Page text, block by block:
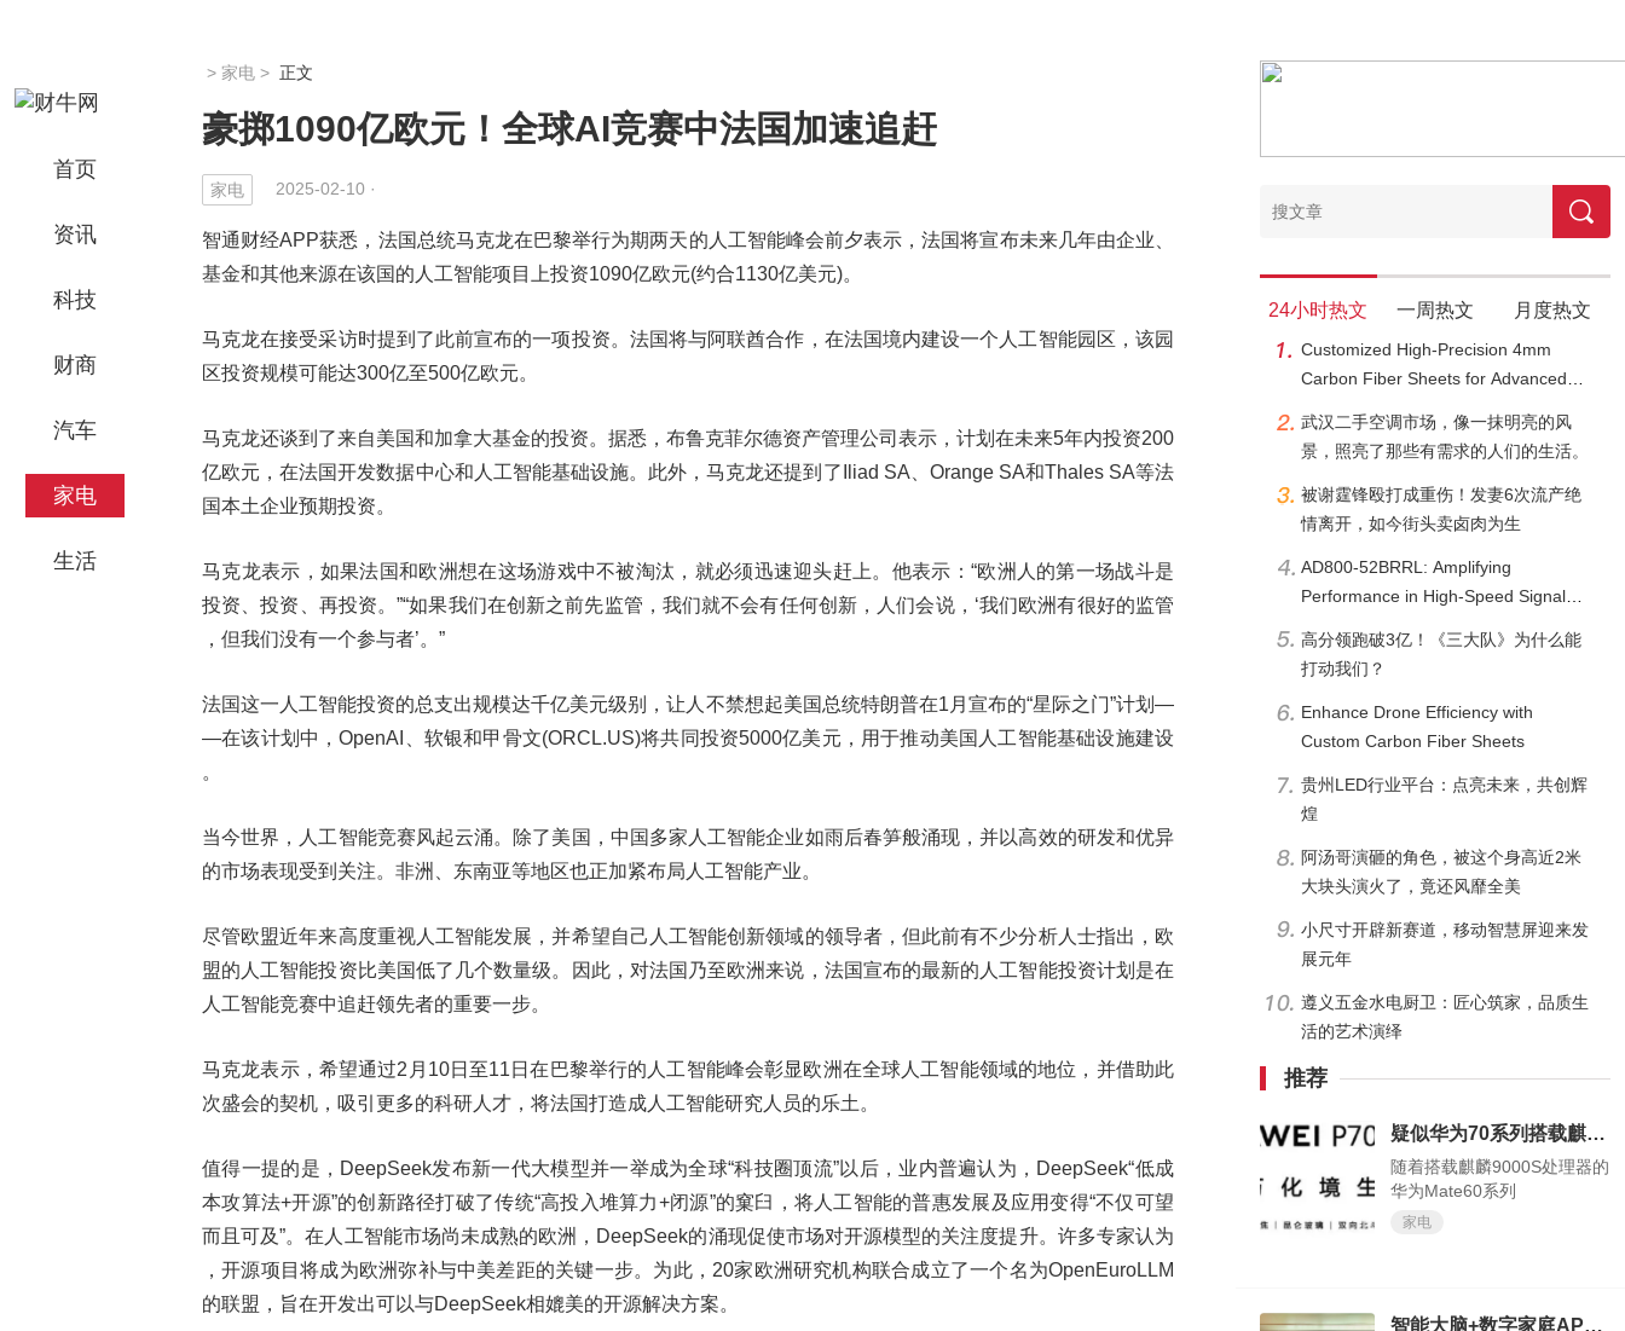
首页
资讯
科技
财商
汽车
家电
生活
> 家电 > 正文
豪掷1090亿欧元！全球AI竞赛中法国加速追赶
家电 2025-02-10 ·
智通财经APP获悉，法国总统马克龙在巴黎举行为期两天的人工智能峰会前夕表示，法国将宣布未来几年由企业、
基金和其他来源在该国的人工智能项目上投资1090亿欧元(约合1130亿美元)。
马克龙在接受采访时提到了此前宣布的一项投资。法国将与阿联酋合作，在法国境内建设一个人工智能园区，该园
区投资规模可能达300亿至500亿欧元。
马克龙还谈到了来自美国和加拿大基金的投资。据悉，布鲁克菲尔德资产管理公司表示，计划在未来5年内投资200
亿欧元，在法国开发数据中心和人工智能基础设施。此外，马克龙还提到了Iliad SA、Orange SA和Thales SA等法
国本土企业预期投资。
马克龙表示，如果法国和欧洲想在这场游戏中不被淘汰，就必须迅速迎头赶上。他表示：“欧洲人的第一场战斗是
投资、投资、再投资。”“如果我们在创新之前先监管，我们就不会有任何创新，人们会说，‘我们欧洲有很好的监管
，但我们没有一个参与者’。”
法国这一人工智能投资的总支出规模达千亿美元级别，让人不禁想起美国总统特朗普在1月宣布的“星际之门”计划—
—在该计划中，OpenAI、软银和甲骨文(ORCL.US)将共同投资5000亿美元，用于推动美国人工智能基础设施建设
。
当今世界，人工智能竞赛风起云涌。除了美国，中国多家人工智能企业如雨后春笋般涌现，并以高效的研发和优异
的市场表现受到关注。非洲、东南亚等地区也正加紧布局人工智能产业。
尽管欧盟近年来高度重视人工智能发展，并希望自己人工智能创新领域的领导者，但此前有不少分析人士指出，欧
盟的人工智能投资比美国低了几个数量级。因此，对法国乃至欧洲来说，法国宣布的最新的人工智能投资计划是在
人工智能竞赛中追赶领先者的重要一步。
马克龙表示，希望通过2月10日至11日在巴黎举行的人工智能峰会彰显欧洲在全球人工智能领域的地位，并借助此
次盛会的契机，吸引更多的科研人才，将法国打造成人工智能研究人员的乐土。
值得一提的是，DeepSeek发布新一代大模型并一举成为全球“科技圈顶流”以后，业内普遍认为，DeepSeek“低成
本攻算法+开源”的创新路径打破了传统“高投入堆算力+闭源”的窠臼，将人工智能的普惠发展及应用变得“不仅可望
而且可及”。在人工智能市场尚未成熟的欧洲，DeepSeek的涌现促使市场对开源模型的关注度提升。许多专家认为
，开源项目将成为欧洲弥补与中美差距的关键一步。为此，20家欧洲研究机构联合成立了一个名为OpenEuroLLM
的联盟，旨在开发出可以与DeepSeek相媲美的开源解决方案。
24小时热文 一周热文 月度热文
Customized High-Precision 4mm
Carbon Fiber Sheets for Advanced
武汉二手空调市场，像一抹明亮的风
景，照亮了那些有需求的人们的生活。
被谢霆锋殴打成重伤！发妻6次流产绝
情离开，如今街头卖卤肉为生
AD800-52BRRL: Amplifying
Performance in High-Speed Signal
高分领跑破3亿！《三大队》为什么能
打动我们？
Enhance Drone Efficiency with
Custom Carbon Fiber Sheets
贵州LED行业平台：点亮未来，共创辉
煌
阿汤哥演砸的角色，被这个身高近2米
大块头演火了，竟还风靡全美
小尺寸开辟新赛道，移动智慧屏迎来发
展元年
遵义五金水电厨卫：匠心筑家，品质生
活的艺术演绎
推荐
疑似华为70系列搭载麒麟9000S、麒麟9010 包括小折叠在内多机配置曝光
随着搭载麒麟9000S处理器的
华为Mate60系列
家电
智能大脑+数字家庭APP深化供应链核心价值